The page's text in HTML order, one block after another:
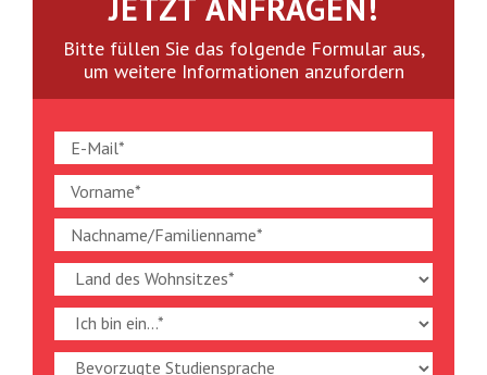
Bitte füllen Sie das folgende Formular aus,
um weitere Informationen anzufordern